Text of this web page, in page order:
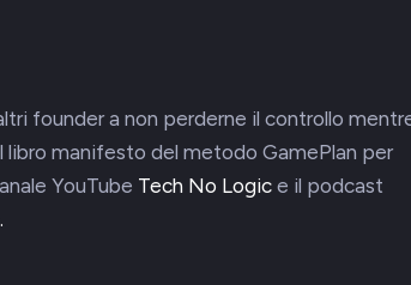
founder a non perderne il controllo
libro manifesto del metodo GamePlan per
YouTube Tech No Logic e il podcast